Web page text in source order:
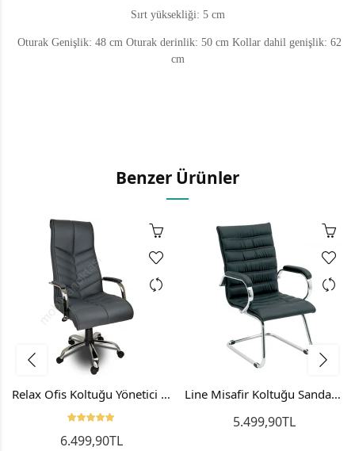
Sırt yüksekliği: 5 cm
Oturak Genişlik: 48 cm Oturak derinlik: 50 cm Kollar dahil genişlik: 62
cm
Benzer Ürünler
Relax Ofis Koltuğu Yönetici Koltuğu Makam Koltuğu
6.499,90TL
Line Misafir Koltuğu Sandalyesi Bekleme Koltuğu
5.499,90TL